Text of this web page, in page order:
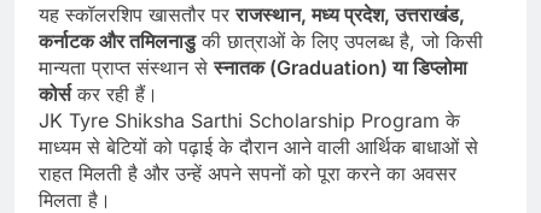
यह स्कॉलरशिप खासतौर परराजस्थान, मध्य प्रदेश, उत्तराखंड,
कर्नाटक और तमिलनाडुकी छात्राओं के लिए उपलब्ध है, जो किसी
मान्यता प्राप्त संस्थान सेस्नातक (Graduation) या डिप्लोमा
कोर्सकर रही हैं।
JK Tyre Shiksha Sarthi Scholarship Program के
माध्यम से बेटियों को पढ़ाई के दौरान आने वाली आर्थिक बाधाओं से
राहत मिलती है और उन्हें अपने सपनों को पूरा करने का अवसर
मिलता है।